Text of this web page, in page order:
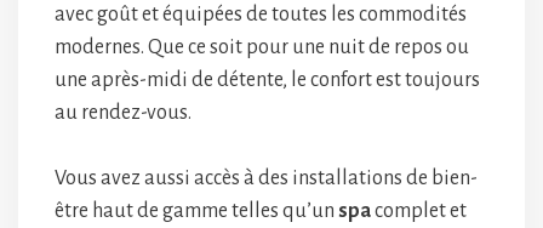
avec goût et équipées de toutes les commodités
modernes. Que ce soit pour une nuit de repos ou
une après-midi de détente, le confort est toujours
au rendez-vous.
Vous avez aussi accès à des installations de bien-
être haut de gamme telles qu’un spacomplet et